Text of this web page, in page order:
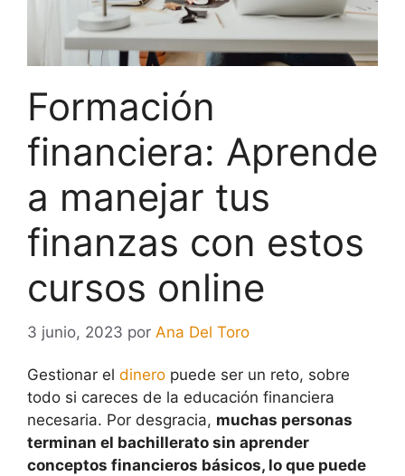
Formación
financiera: Aprende
a manejar tus
finanzas con estos
cursos online
3 junio, 2023 por Ana Del Toro
Gestionar el dinero puede ser un reto, sobre
todo si careces de la educación financiera
necesaria. Por desgracia, muchas personas
terminan el bachillerato sin aprender
conceptos financieros básicos, lo que puede